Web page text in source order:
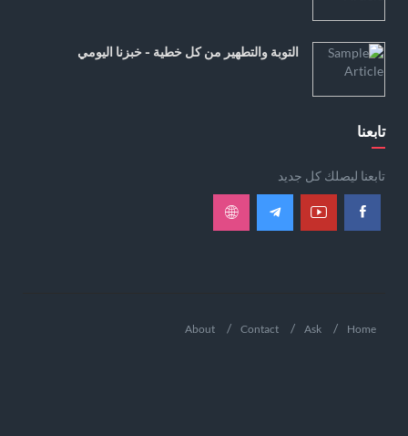
التوبة والتطهير من كل خطية - خبزنا اليومي
تابعنا
تابعنا ليصلك كل جديد
Home
Ask
Contact
About